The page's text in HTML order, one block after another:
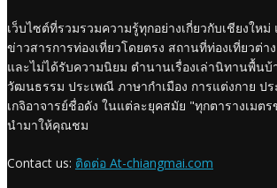
เว็บไซต์ที่รวมรวมความรู้ทุกอย่างเกี่ยวกับเชียงให
ข่าวสารการท่องเที่ยวโดยตรง สถานที่ท่องเที่ยวต่า
และไม่ได้รับความนิยม ตำนานเรื่องเล่านิทานพื้น
วัฒนธรรม ประเพณี ภาษากำเมือง การแต่งกาย ป
เกจิอาจารย์ชื่อดัง ในแต่ละยุคสมัย "ทุกตารางเมตร
นำมาให้คุณชม
Contact us: ติดต่อ At-chiangmai.com